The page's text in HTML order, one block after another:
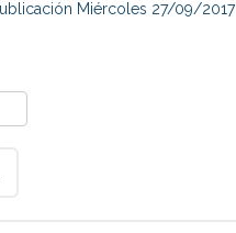
Miércoles 27/09/2017